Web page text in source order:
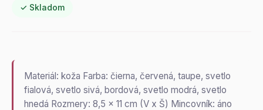
✓ Skladom
Materiál: koža Farba: čierna, červená, taupe, svetlo
fialová, svetlo sivá, bordová, svetlo modrá, svetlo
hnedá Rozmery: 8,5 x 11 cm (V x Š) Mincovník: áno